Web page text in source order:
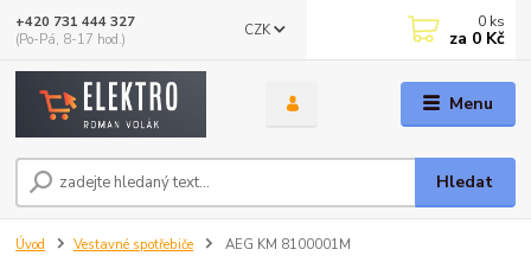
Menu
CZK
Hledat
+420 731 444 327
(Po-Pá, 8-17 hod.)
0 ks
za 0 Kč
Úvod Vestavné spotřebiče AEG KM 8100001M